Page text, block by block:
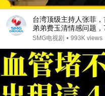
台湾顶级主持人张菲
弟弟费玉清情感问题
费玉清 #可凡倾听 FULL
SMG电视剧 • 993K views